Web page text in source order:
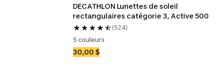
DECATHLON Lunettes de soleil
rectangulaires catégorie 3, Active 500
(524)
5 couleurs
30,00 $